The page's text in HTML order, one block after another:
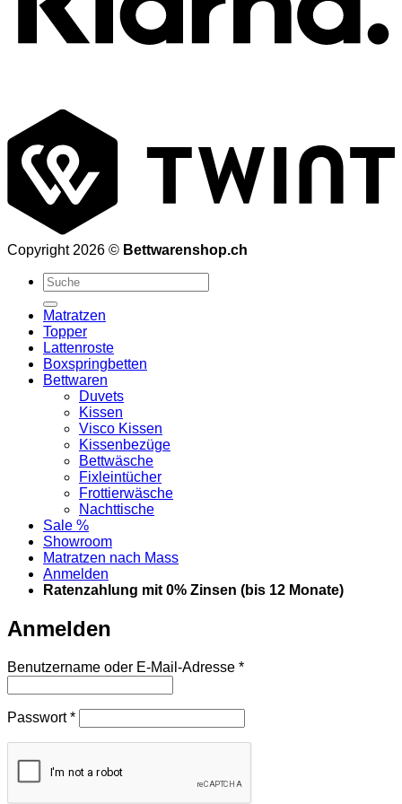
Copyright 2026 © Bettwarenshop.ch
Suchen
nach:
Matratzen
Topper
Lattenroste
Boxspringbetten
Bettwaren
Duvets
Kissen
Visco Kissen
Kissenbezüge
Bettwäsche
Fixleintücher
Frottierwäsche
Nachttische
Sale %
Showroom
Matratzen nach Mass
Anmelden
Ratenzahlung mit 0% Zinsen (bis 12 Monate)
Anmelden
Benutzername oder E-Mail-Adresse *Erforderlich
Passwort*Erforderlich